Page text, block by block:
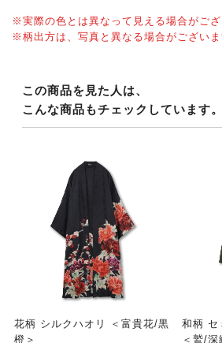
※実際の色とは異なって見える場合がござ
※柄出方は、写真と異なる場合がございま
この商品を見た人は、
こんな商品もチェックしています。
花柄 シルクハオリ ＜富貴花/黒
橙＞
和柄 セ
＜鷲/深